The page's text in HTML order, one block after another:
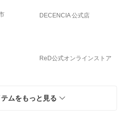
DECENCIA 公式店
ReD公式オンラインストア
ムをもっと見る